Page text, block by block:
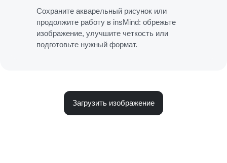
Сохраните акварельный рисунок или
продолжите работу в insMind: обрежьте
изображение, улучшите четкость или
подготовьте нужный формат.
Загрузить изображение